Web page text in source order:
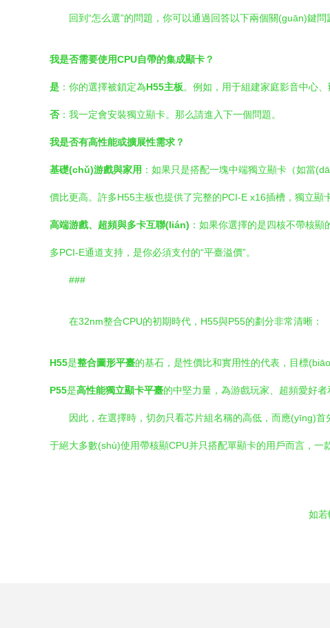
回到“怎么選”的問題，你可以通過回答以下兩個關(guān)鍵問
我是否需要使用CPU自帶的集成顯卡？
是 ：你的選擇被鎖定為H55主板。例如，用于組建家庭影音中心
否：我一定會安裝獨立顯卡。那么請進入下一個問題。
我是否有高性能或擴展性需求？
基礎(chǔ)游戲與家用 ：如果只是搭配一塊中端獨立顯卡（如當
價比更高。許多H55主板也提供了完整的PCI-E x16插槽，獨立顯
高端游戲、超頻與多卡互聯(lián) ：如果你選擇的是四核不帶核
多PCI-E通道支持，是你必須支付的“平臺溢價”。
###
在32nm整合CPU的初期時代，H55與P55的劃分非常清晰：
H55是整合圖形平臺的基石，是性價比和實用性的代表，目標
P55是高性能獨立顯卡平臺的中堅力量，為游戲玩家、超頻愛好
因此，在選擇時，切勿只看芯片組名稱的高低，而應(yīng)
于絕大多數(shù)使用帶核顯CPU并只搭配單顯卡的用戶而言，
如